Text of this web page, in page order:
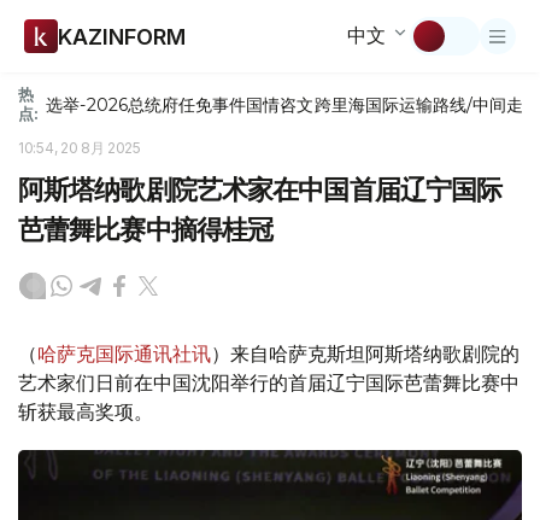
KAZINFORM 中文
热
点: 选举-2026总统府任免事件国情咨文跨里海国际运输路线/中间走廊
10:54, 20 8月 2025
阿斯塔纳歌剧院艺术家在中国首届辽宁国际
芭蕾舞比赛中摘得桂冠
（哈萨克国际通讯社讯）来自哈萨克斯坦阿斯塔纳歌剧院的
艺术家们日前在中国沈阳举行的首届辽宁国际芭蕾舞比赛中
斩获最高奖项。